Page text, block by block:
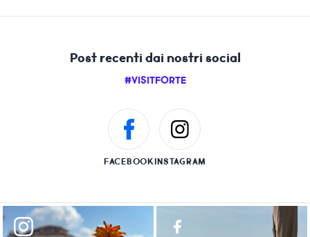
Post recenti dai nostri social
#VISITFORTE
FACEBOOKINSTAGRAM